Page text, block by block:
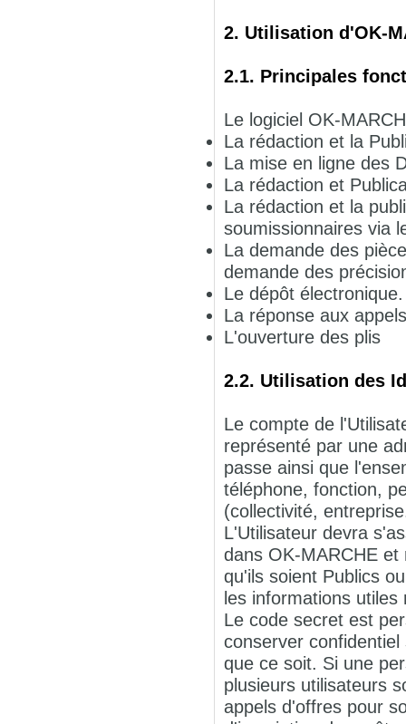
2. Utilisation d'OK-
2.1. Principales
Le logiciel OK-
La rédaction et la
La mise en ligne des
La rédaction et
La rédaction et la
soumissionnaires via
La demande des
demande des
Le dépôt électronique.
La réponse aux
L'ouverture des plis
2.2. Utilisation des
Le compte de
représenté par une
passe ainsi que
téléphone, fonction,
(collectivité,
L'Utilisateur devra
dans OK-MARCHE
qu'ils soient Publics
les informations
Le code secret est
conserver
que ce soit. Si une
plusieurs utilisateurs
appels d'offres pour